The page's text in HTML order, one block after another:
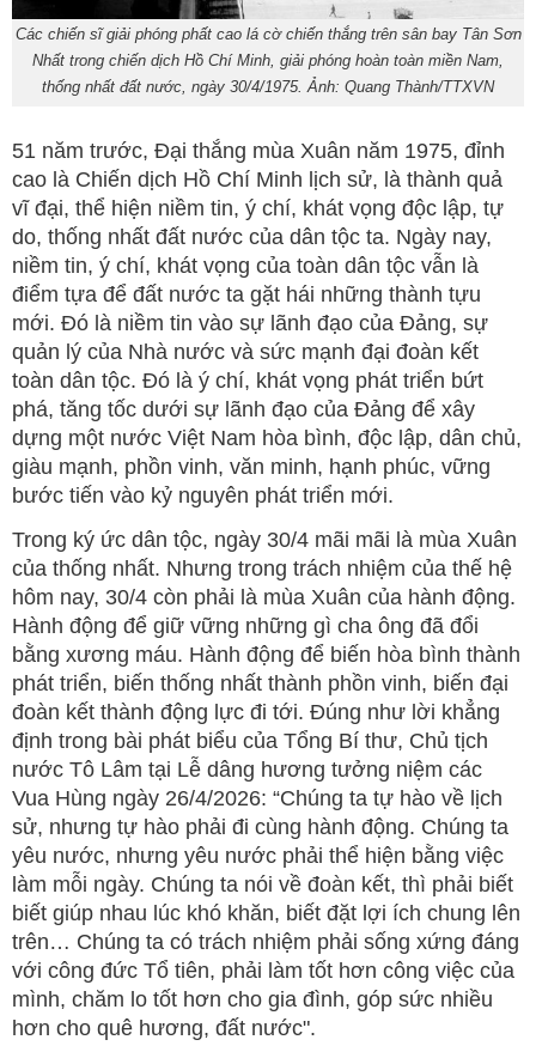
Các chiến sĩ giải phóng phất cao lá cờ chiến thắng trên sân bay Tân Sơn
Nhất trong chiến dịch Hồ Chí Minh, giải phóng hoàn toàn miền Nam,
thống nhất đất nước, ngày 30/4/1975. Ảnh: Quang Thành/TTXVN
51 năm trước, Đại thắng mùa Xuân năm 1975, đỉnh
cao là Chiến dịch Hồ Chí Minh lịch sử, là thành quả
vĩ đại, thể hiện niềm tin, ý chí, khát vọng độc lập, tự
do, thống nhất đất nước của dân tộc ta. Ngày nay,
niềm tin, ý chí, khát vọng của toàn dân tộc vẫn là
điểm tựa để đất nước ta gặt hái những thành tựu
mới. Đó là niềm tin vào sự lãnh đạo của Đảng, sự
quản lý của Nhà nước và sức mạnh đại đoàn kết
toàn dân tộc. Đó là ý chí, khát vọng phát triển bứt
phá, tăng tốc dưới sự lãnh đạo của Đảng để xây
dựng một nước Việt Nam hòa bình, độc lập, dân chủ,
giàu mạnh, phồn vinh, văn minh, hạnh phúc, vững
bước tiến vào kỷ nguyên phát triển mới.
Trong ký ức dân tộc, ngày 30/4 mãi mãi là mùa Xuân
của thống nhất. Nhưng trong trách nhiệm của thế hệ
hôm nay, 30/4 còn phải là mùa Xuân của hành động.
Hành động để giữ vững những gì cha ông đã đổi
bằng xương máu. Hành động để biến hòa bình thành
phát triển, biến thống nhất thành phồn vinh, biến đại
đoàn kết thành động lực đi tới. Đúng như lời khẳng
định trong bài phát biểu của Tổng Bí thư, Chủ tịch
nước Tô Lâm tại Lễ dâng hương tưởng niệm các
Vua Hùng ngày 26/4/2026: “Chúng ta tự hào về lịch
sử, nhưng tự hào phải đi cùng hành động. Chúng ta
yêu nước, nhưng yêu nước phải thể hiện bằng việc
làm mỗi ngày. Chúng ta nói về đoàn kết, thì phải biết
biết giúp nhau lúc khó khăn, biết đặt lợi ích chung lên
trên… Chúng ta có trách nhiệm phải sống xứng đáng
với công đức Tổ tiên, phải làm tốt hơn công việc của
mình, chăm lo tốt hơn cho gia đình, góp sức nhiều
hơn cho quê hương, đất nước".